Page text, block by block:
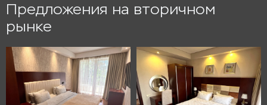
Предложения на вторичном
рынке